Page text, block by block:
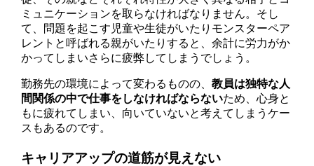
ミュニケーションを取らなければなりません。そし
て、問題を起こす児童や生徒がいたりモンスターペア
レントと呼ばれる親がいたりすると、余計に労力がか
かってしまいさらに疲弊してしまうでしょう。
勤務先の環境によって変わるものの、教員は独特な人
間関係の中で仕事をしなければならないため、心身と
もに疲れてしまい、向いていないと考えてしまうケー
スもあるのです。
キャリアアップの道筋が見えない